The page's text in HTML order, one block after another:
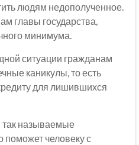
людям недополученное.
главы государства,
минимума.
ситуации гражданам
каникулы, то есть
для лишившихся
так называемые
поможет человеку с